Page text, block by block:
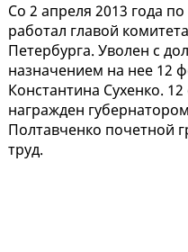
Со 2 апреля 2013 года
работал главой
Петербурга. Уволен с
назначением на нее 12
Константина Сухенко.
награжден
Полтавченко почетной
труд.